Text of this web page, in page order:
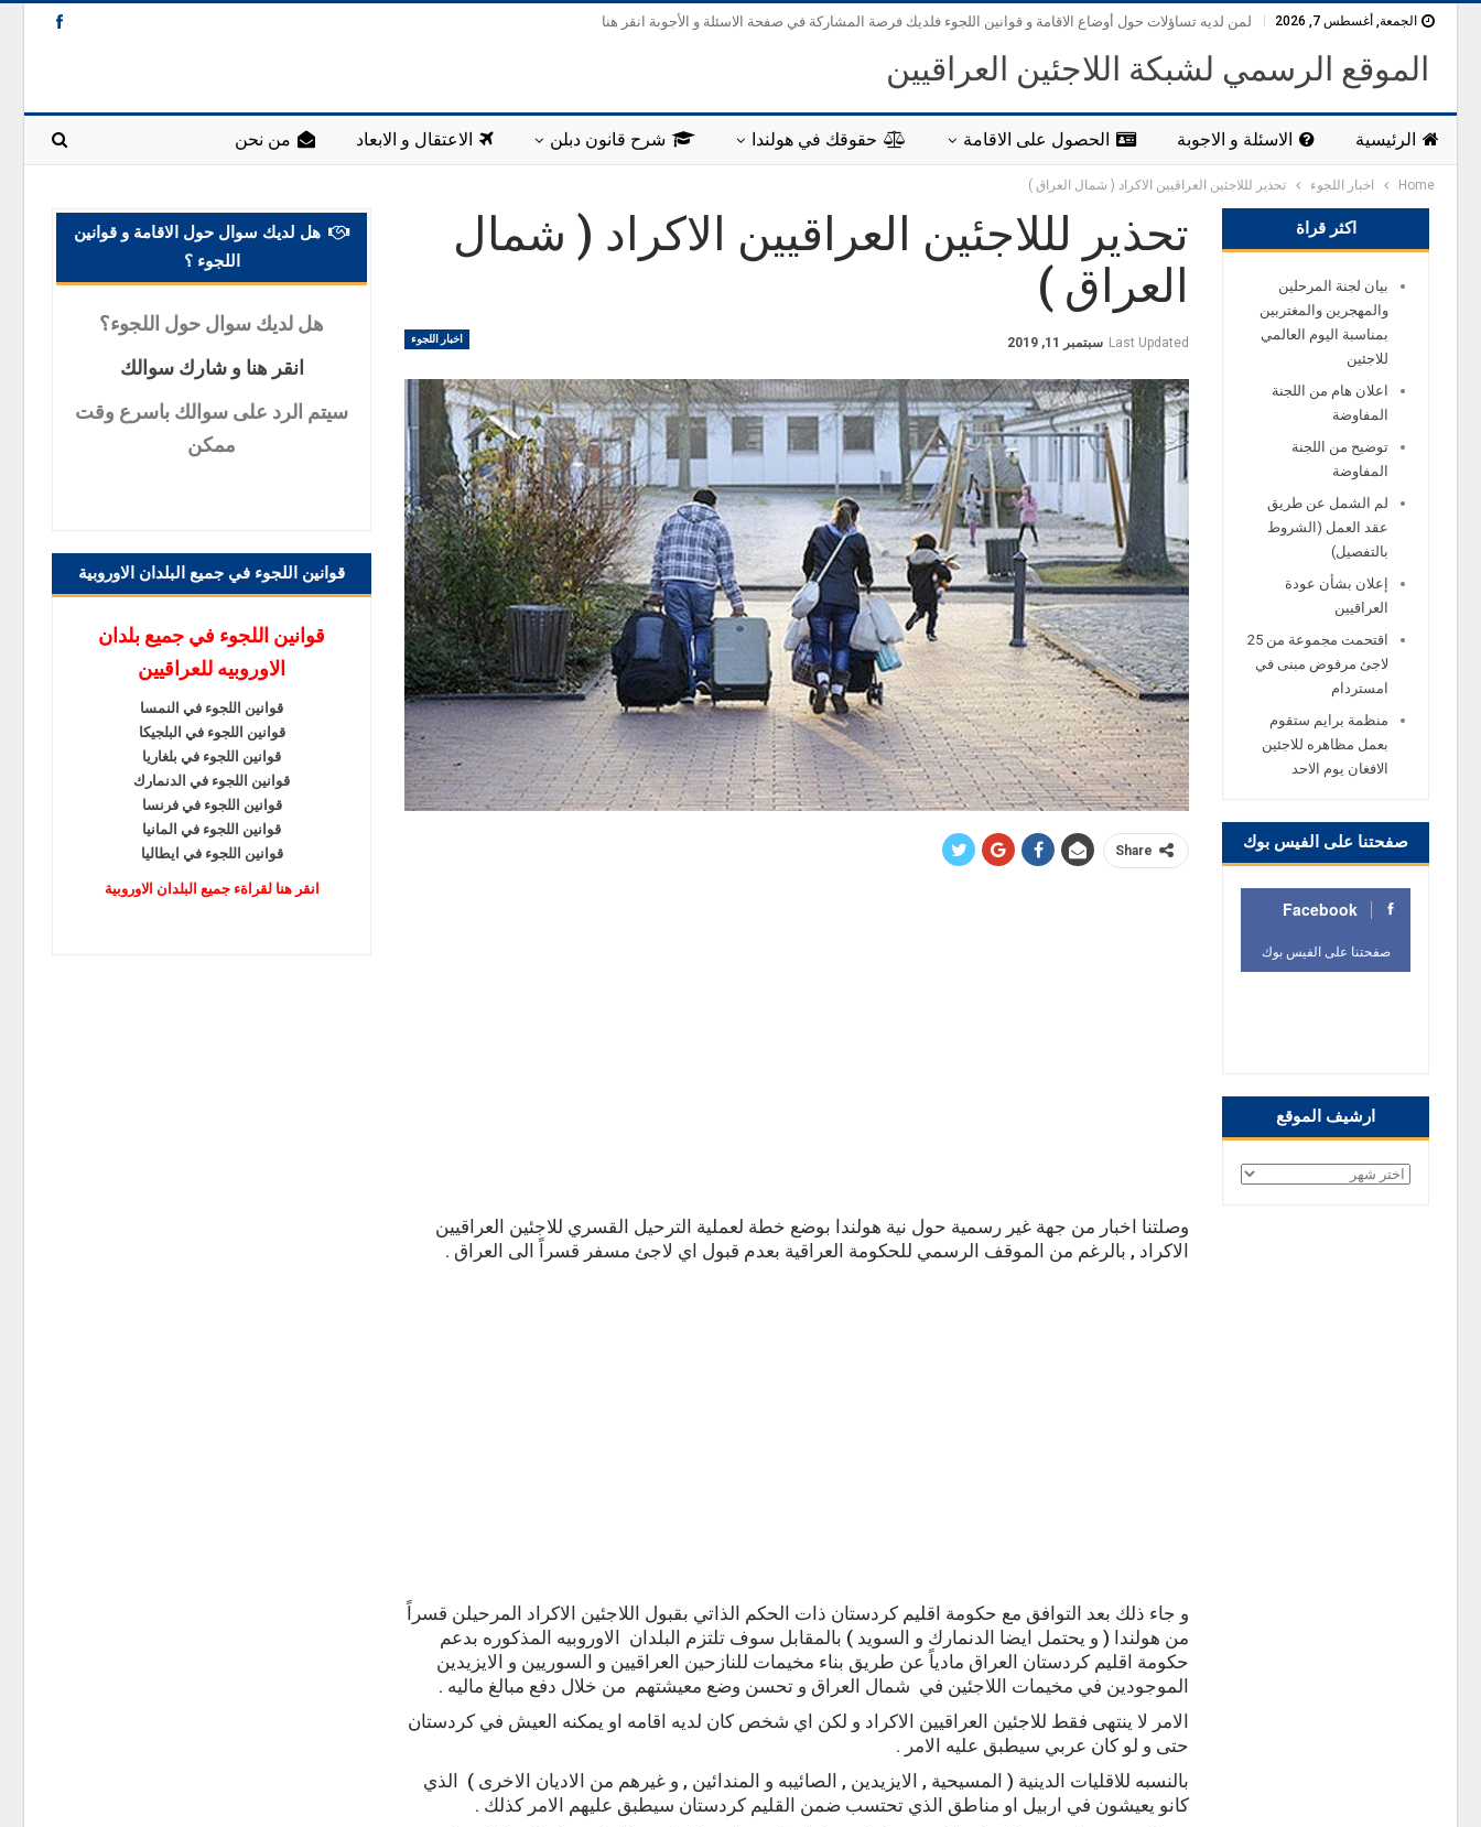
الجمعة, أغسطس 7, 2026 لمن لديه تساؤلات حول أوضاع الاقامة و قوانين اللجوء فلديك فرصة المشاركة في صفحة الاسئلة و الأجوبة انقر هنا
الموقع الرسمي لشبكة اللاجئين العراقيين
الرئيسية الاسئلة و الاجوبة الحصول على الاقامة حقوقك في هولندا شرح قانون دبلن الاعتقال و الابعاد من نحن
Home اخبار اللجوء تحذير لللاجئين العراقيين الاكراد ( شمال العراق )
تحذير لللاجئين العراقيين الاكراد ( شمال
العراق )
اخبار اللجوء Last Updated سبتمبر 11, 2019
Share
وصلتنا اخبار من جهة غير رسمية حول نية هولندا بوضع خطة لعملية الترحيل القسري للاجئين العراقيين
الاكراد , بالرغم من الموقف الرسمي للحكومة العراقية بعدم قبول اي لاجئ مسفر قسراً الى العراق .
و جاء ذلك بعد التوافق مع حكومة اقليم كردستان ذات الحكم الذاتي بقبول اللاجئين الاكراد المرحيلن قسراً
من هولندا ( و يحتمل ايضا الدنمارك و السويد ) بالمقابل سوف تلتزم البلدان الاوروبيه المذكوره بدعم
حكومة اقليم كردستان العراق مادياً عن طريق بناء مخيمات للنازحين العراقيين و السوريين و الايزيدين
الموجودين في مخيمات اللاجئين في شمال العراق و تحسن وضع معيشتهم من خلال دفع مبالغ ماليه .
الامر لا ينتهى فقط للاجئين العراقيين الاكراد و لكن اي شخص كان لديه اقامه او يمكنه العيش في كردستان
حتى و لو كان عربي سيطبق عليه الامر .
بالنسبه للاقليات الدينية ( المسيحية , الايزيدين , الصائيبه و المندائين , و غيرهم من الاديان الاخرى ) الذي
كانو يعيشون في اربيل او مناطق الذي تحتسب ضمن القليم كردستان سيطبق عليهم الامر كذلك .
هل لديك سوال حول الاقامة و قوانين
اللجوء ؟
هل لديك سوال حول اللجوء؟
انقر هنا و شارك سوالك
سيتم الرد على سوالك باسرع وقت
ممكن
قوانين اللجوء في جميع البلدان الاوروبية
قوانين اللجوء في جميع بلدان
الاوروبيه للعراقيين
قوانين اللجوء في النمسا
قوانين اللجوء في البلجيكا
قوانين اللجوء في بلغاريا
قوانين اللجوء في الدنمارك
قوانين اللجوء في فرنسا
قوانين اللجوء في المانيا
قوانين اللجوء في ايطاليا
انقر هنا لقراةء جميع البلدان الاوروبية
اكثر قراة
بيان لجنة المرحلين
والمهجرين والمغتربين
بمناسبة اليوم العالمي
للاجئين
اعلان هام من اللجنة
المفاوضة
توضيح من اللجنة
المفاوضة
لم الشمل عن طريق
عقد العمل (الشروط
بالتفصيل)
إعلان بشأن عودة
العراقيين
اقتحمت مجموعة من 25
لاجئ مرفوض مبنى في
امستردام
منظمة برايم ستقوم
بعمل مظاهره للاجئين
الافغان يوم الاحد
صفحتنا على الفيس بوك
Facebook
صفحتنا على الفيس بوك
ارشيف الموقع
ارشيف